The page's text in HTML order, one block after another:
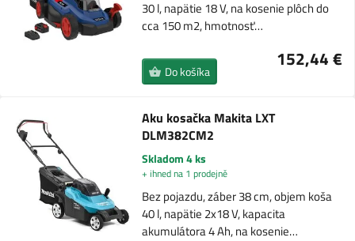
30 l, napätie 18 V, na kosenie plôch do
cca 150 m2, hmotnosť…
152,44 €
Do košíka
Aku kosačka Makita LXT
DLM382CM2
Skladom 4 ks
+ ihned na 1 prodejně
Bez pojazdu, záber 38 cm, objem koša
40 l, napätie 2x18 V, kapacita
akumulátora 4 Ah, na kosenie…